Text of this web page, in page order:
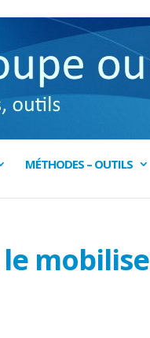
MÉTHODES – OUTILS